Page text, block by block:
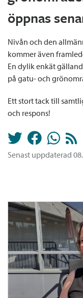
öppnas
Nivån och den
kommer även
En dylik enkät
på gatu- och
Ett stort tack till
och respons!
Senast uppdaterad